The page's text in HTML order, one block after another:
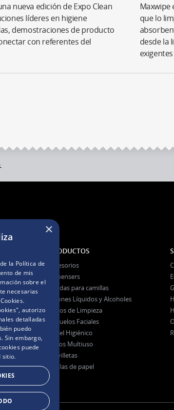
nueva edición de Expo Clean
líderes en higiene
demostraciones de producto
con referentes del
que lo
desde la
PRODUCTOS
Accesorios
Dispensers
Fundas para camillas
Jabones Líquidos y Alcoholes
Paños de Limpieza
Pañuelos Faciales
Papel Higiénico
Rollos Multiuso
Servilletas
Toallas de papel
×
la Política de
de mis
sobre el
necesarias
.
autorizo
detalladas
puedo
Sin embargo,
puede
sitio.